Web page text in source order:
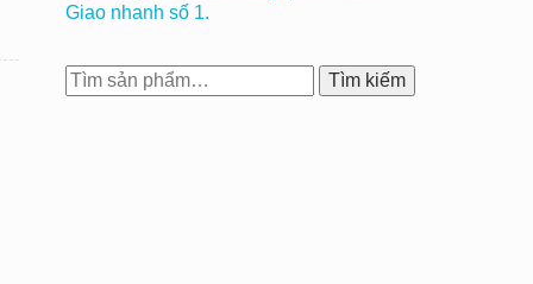
Giao nhanh số 1.
Tìm
kiếm:
Tìm kiếm